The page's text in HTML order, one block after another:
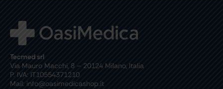
Tecmed srl
Via Mauro Macchi, 8 – 20124 Milano, Italia
P. IVA: IT10554371210
Mail: info@oasimedicashop.it